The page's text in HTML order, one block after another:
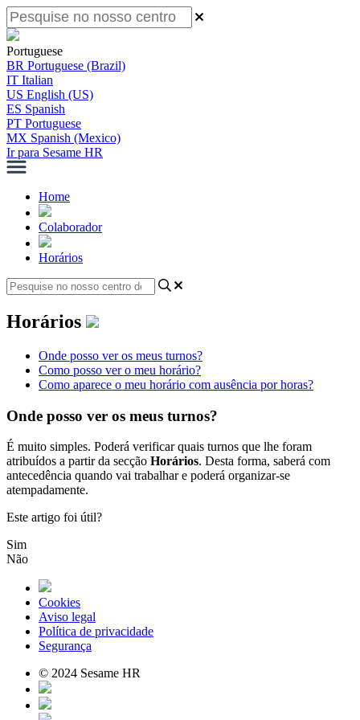
Portuguese
BR Portuguese (Brazil)
IT Italian
US English (US)
ES Spanish
PT Portuguese
MX Spanish (Mexico)
Ir para Sesame HR
Home
Colaborador
Horários
Horários
Onde posso ver os meus turnos?
Como posso ver o meu horário?
Como aparece o meu horário com ausência por horas?
Onde posso ver os meus turnos?
É muito simples. Poderá verificar quais turnos que lhe foram
atribuídos a partir da secção Horários. Desta forma, saberá com
antecedência quando vai trabalhar e poderá organizar-se
atempadamente.
Este artigo foi útil?
Sim
Não
Cookies
Aviso legal
Política de privacidade
Segurança
© 2024 Sesame HR